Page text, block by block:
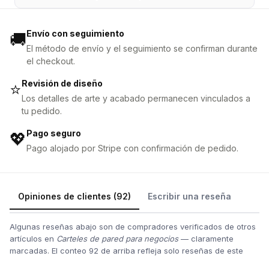
🚚Envío con seguimiento
El método de envío y el seguimiento se confirman durante
el checkout.
⭐Revisión de diseño
Los detalles de arte y acabado permanecen vinculados a
tu pedido.
💖 Pago seguro
Pago alojado por Stripe con confirmación de pedido.
Opiniones de clientes (92) Escribir una reseña
Algunas reseñas abajo son de compradores verificados de otros
artículos en Carteles de pared para negocios— claramente
marcadas. El conteo 92 de arriba refleja solo reseñas de este